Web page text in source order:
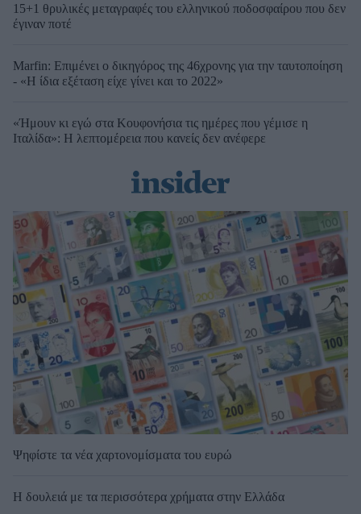
15+1 θρυλικές μεταγραφές του ελληνικού ποδοσφαίρου που δεν
έγιναν ποτέ
Marfin: Επιμένει ο δικηγόρος της 46χρονης για την ταυτοποίηση
- «Η ίδια εξέταση είχε γίνει και το 2022»
«Ήμουν κι εγώ στα Κουφονήσια τις ημέρες που γέμισε η
Ιταλίδα»: Η λεπτομέρεια που κανείς δεν ανέφερε
Ψηφίστε τα νέα χαρτονομίσματα του ευρώ
Η δουλειά με τα περισσότερα χρήματα στην Ελλάδα